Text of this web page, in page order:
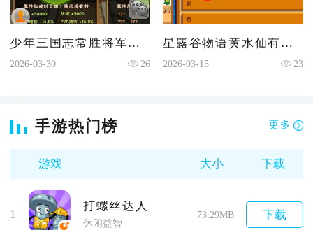
少年三国志常胜将军赵云怎么得
2026-03-30 26
星露谷物语黄水仙有什么作用
2026-03-15 23
手游热门榜 更多
游戏 大小 下载
1
打螺丝达人
休闲益智
73.29MB 下载